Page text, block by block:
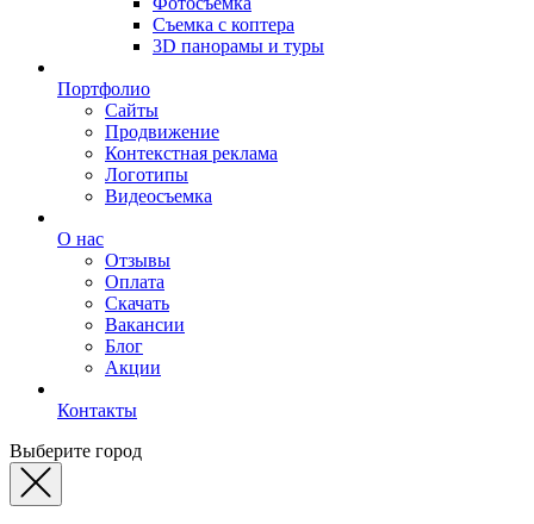
Съемка с коптера
3D панорамы и туры
Портфолио
Сайты
Продвижение
Контекстная реклама
Логотипы
Видеосъемка
О нас
Отзывы
Оплата
Скачать
Вакансии
Блог
Акции
Контакты
Выберите город